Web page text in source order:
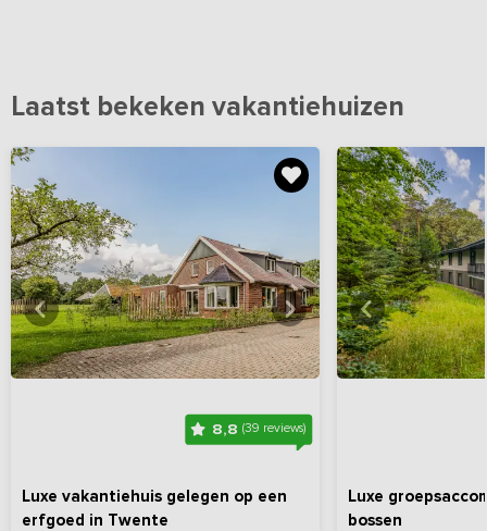
Laatst bekeken vakantiehuizen
8,8 (39 reviews)
Luxe vakantiehuis gelegen op een
erfgoed in Twente
Bekijkhieralle foto's
Luxe
bossen
Bekijk